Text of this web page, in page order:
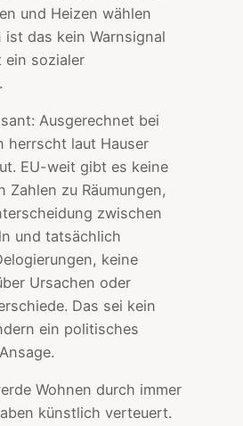
und Heizen wählen
ist das kein Warnsignal
ein sozialer
Ausgerechnet bei
herrscht laut Hauser
EU-weit gibt es keine
Zahlen zu Räumungen,
zwischen
und tatsächlich
keine
Ursachen oder
Das sei kein
ein politisches
Wohnen durch immer
künstlich verteuert.